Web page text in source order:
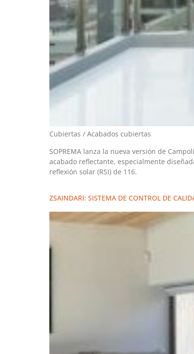
Cubiertas / Acabados cubiertas
SOPREMA lanza la nueva versión de
acabado reflectante, especialmente
reflexión solar (RSI) de 116.
ZSAINDARI: SISTEMA DE CONTROL DE